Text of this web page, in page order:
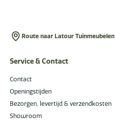
Route naar Latour Tuinmeubelen
Service & Contact
Contact
Openingstijden
Bezorgen, levertijd & verzendkosten
Showroom